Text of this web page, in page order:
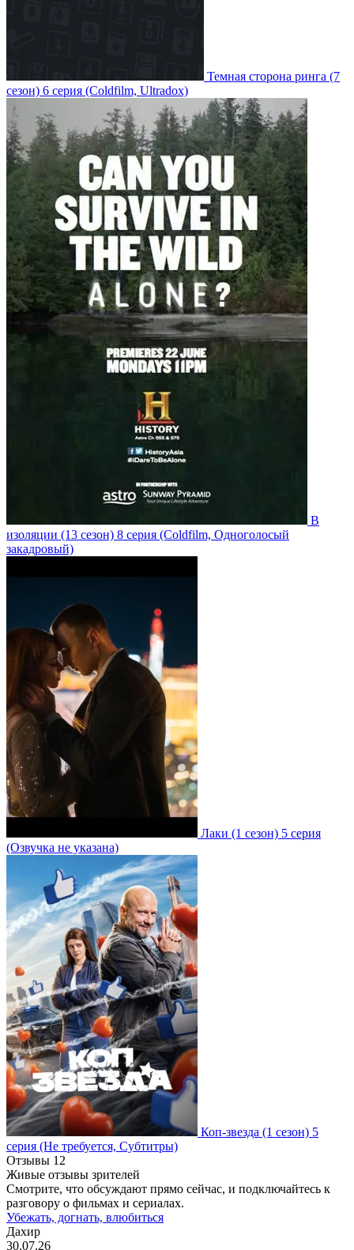
Темная сторона ринга (7
сезон) 6 серия (Coldfilm, Ultradox)
В
изоляции (13 сезон) 8 серия (Coldfilm, Одноголосый
закадровый)
Лаки (1 сезон) 5 серия
(Озвучка не указана)
Коп-звезда (1 сезон) 5
серия (Не требуется, Субтитры)
Отзывы 12
Живые отзывы зрителей
Смотрите, что обсуждают прямо сейчас, и подключайтесь к
разговору о фильмах и сериалах.
Убежать, догнать, влюбиться
Дахир
30.07.26